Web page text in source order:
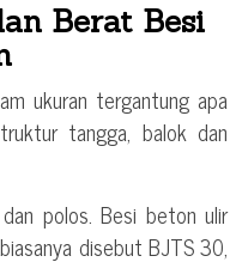
Berat Besi
ukuran tergantung apa
tangga, balok dan
polos. Besi beton ulir
disebut BJTS 30,